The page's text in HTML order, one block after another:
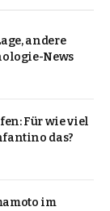
andere
News
Für wie viel
das?
im